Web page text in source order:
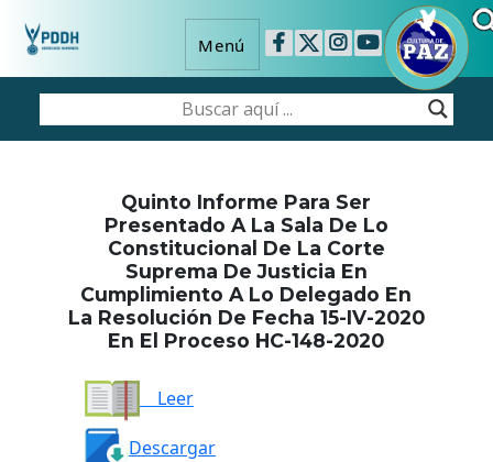
Menú
Quinto Informe Para Ser
Presentado A La Sala De Lo
Constitucional De La Corte
Suprema De Justicia En
Cumplimiento A Lo Delegado En
La Resolución De Fecha 15-IV-2020
En El Proceso HC-148-2020
Leer
Descargar